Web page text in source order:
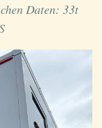
Daten: 33t